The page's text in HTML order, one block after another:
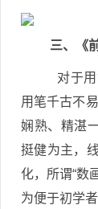
三、《
对于用
用笔千古不
娴熟、精湛
挺健为主，
化，所谓“数
为便于初学